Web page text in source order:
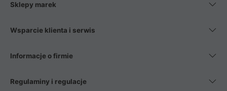
Sklepy marek
Wsparcie klienta i serwis
Informacje o firmie
Regulaminy i regulacje